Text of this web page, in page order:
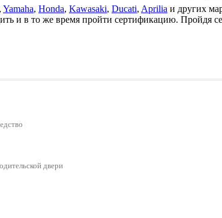
Yamaha, Honda, Kawasaki, Ducati, Aprilia и других
и в то же время пройти сертификацию. Пройдя
двери